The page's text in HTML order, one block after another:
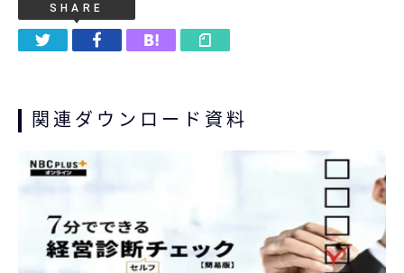
SHARE
関連ダウンロード資料